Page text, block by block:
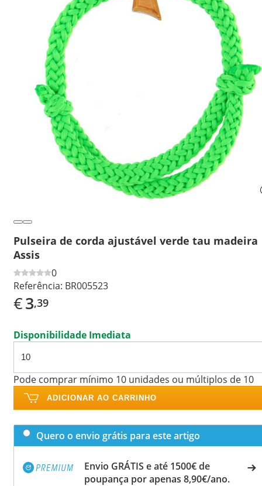
Pulseira de corda ajustável verde tau madeira
Assis
0
Referência: BR005523
€3,39
Disponibilidade Imediata
Pode comprar mínimo 10 unidades ou múltiplos de 10
ADICIONAR AO CARRINHO
Quero o envio grátis para este artigo
Envio GRÁTIS e até 1500€ de
poupança por apenas 8,90€/ano.